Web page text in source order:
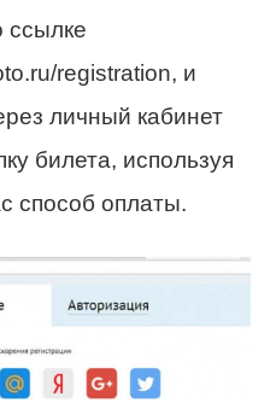
ссылке
registration, и
личный кабинет
билета, используя
способ оплаты.